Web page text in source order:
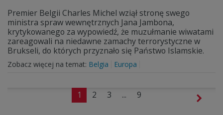
Premier Belgii Charles Michel wziął stronę swego
ministra spraw wewnętrznych Jana Jambona,
krytykowanego za wypowiedź, że muzułmanie wiwatami
zareagowali na niedawne zamachy terrorystyczne w
Brukseli, do których przyznało się Państwo Islamskie.
Zobacz więcej na temat: Belgia Europa
1 2 3 ... 9